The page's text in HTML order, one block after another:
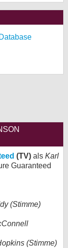
(TV) als Karl
Guaranteed
(Stimme)
(Stimme)